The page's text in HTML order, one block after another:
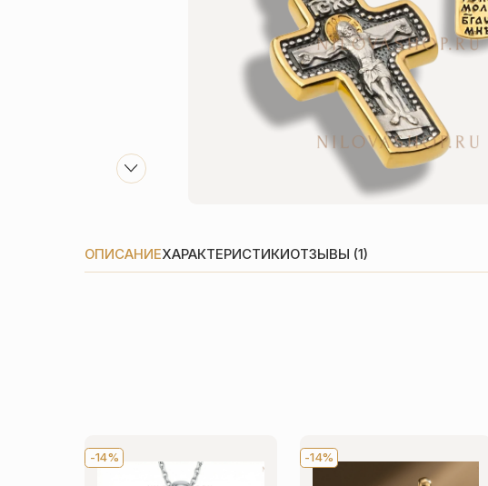
ОПИСАНИЕХАРАКТЕРИСТИКИОТЗЫВЫ (1)
-14% -14%